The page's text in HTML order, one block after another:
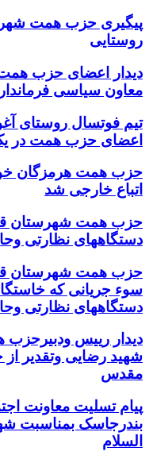
پیگیری حزب همت
روستایی
دیدار اعضای حزب
معاون سیاسی
تیم فوتسال روستای
اعضای حزب همت در
حزب همت هرمزگان
اتباع خارجی شد
حزب همت شهرستان
دستگاههای نظارتی
حزب همت شهرستان
سوء جریانی که
دستگاههای نظارتی
دیدار رییس
شهید رضایی وتقدیر از
مقدس
پیام تسلیت معاونت
بندرجاسک بمناسبت
السلام